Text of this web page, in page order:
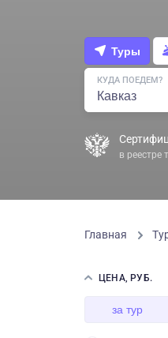
Туры
КУДА ПОЕДЕМ?
в реестре
Главная
ЦЕНА, РУБ.
за тур